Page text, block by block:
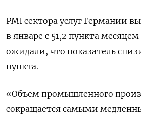
PMI сектора услуг Германии
в январе с 51,2 пункта
ожидали, что показатель
пункта.
«Объем промышленного
сокращается самыми